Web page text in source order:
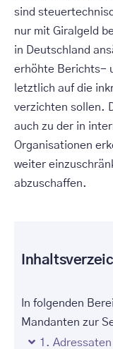
sind
nur mit Giralgeld
in Deutschland
erhöhte Berichts-
letztlich auf die
verzichten sollen.
auch zu der in
Organisationen
weiter
abzuschaffen.
In folgenden
Mandanten zur
1. Adressaten